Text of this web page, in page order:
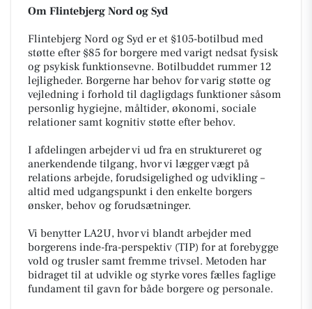
Om Flintebjerg Nord og Syd
Flintebjerg Nord og Syd er et §105-botilbud med
støtte efter §85 for borgere med varigt nedsat fysisk
og psykisk funktionsevne. Botilbuddet rummer 12
lejligheder. Borgerne har behov for varig støtte og
vejledning i forhold til dagligdags funktioner såsom
personlig hygiejne, måltider, økonomi, sociale
relationer samt kognitiv støtte efter behov.
I afdelingen arbejder vi ud fra en struktureret og
anerkendende tilgang, hvor vi lægger vægt på
relations arbejde, forudsigelighed og udvikling –
altid med udgangspunkt i den enkelte borgers
ønsker, behov og forudsætninger.
Vi benytter LA2U, hvor vi blandt arbejder med
borgerens inde-fra-perspektiv (TIP) for at forebygge
vold og trusler samt fremme trivsel. Metoden har
bidraget til at udvikle og styrke vores fælles faglige
fundament til gavn for både borgere og personale.